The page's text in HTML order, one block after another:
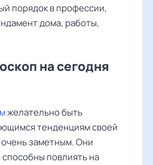
порядок в профессии,
дома, работы,
на сегодня
желательно быть
тенденциям своей
заметным. Они
повлиять на